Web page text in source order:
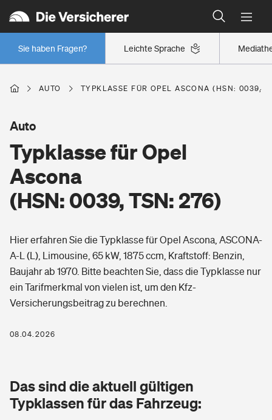
Leichte Sprache
Sie haben Fragen?
Wer versichert was: Jetzt Versicherer finden
Regionalklassen: So ist Ihre Region eingestuft
Wer versichert was: Jetzt Versicherer finden
Berufsunfähigkeitsversicherung
Arbeitsrechtsschutz
Berufshaftpflichtversicherung
Rentenrechner: Wie viel Geld bekomme ich im Alter?
Wohnen
Wohngebäudeversicherung
Hausratversicherung
Elementarversicherung
Photovoltaik
Wärmepumpen versichern
Vermieterrrechtsschutz
Pri­vate Haft­pflicht­
Rechts­schutz­ver­si­che­rung
Kinderunfall­ver­si­che­rung
Gesundheit
Private Krankenversicherung
Tierkrankenversicherung
AUTO TYPKLASSE FÜR OPEL ASCONA (HSN: 0039,
Typklasse für Opel
Ascona
(HSN: 0039, TSN: 276)
Auto
Hier erfahren Sie die Typklasse für Opel Ascona, ASCONA-
A-L (L), Limousine, 65 kW, 1875 ccm, Kraftstoff: Benzin,
Baujahr ab 1970. Bitte beachten Sie, dass die Typklasse nur
ein Tarifmerkmal von vielen ist, um den Kfz-
Versicherungsbeitrag zu berechnen.
08.04.2026
Das sind die aktuell gültigen
Typklassen für das Fahrzeug: